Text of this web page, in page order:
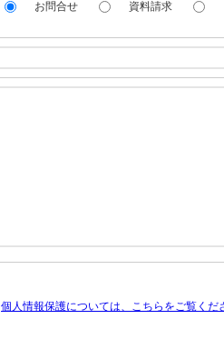
お問合せ 資料請求
個人情報保護については、こちらをご覧くだ